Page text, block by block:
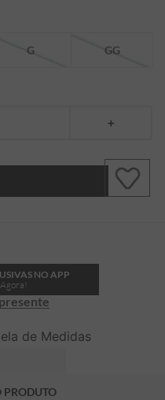
G GG
＋
NO APP
de Medidas
PRODUTO